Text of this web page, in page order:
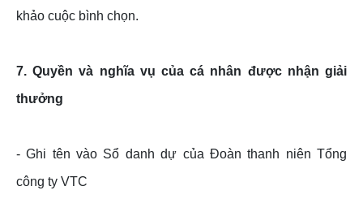
khảo cuộc bình chọn.
7. Quyền và nghĩa vụ của cá nhân được nhận giải
thưởng
- Ghi tên vào Sổ danh dự của Đoàn thanh niên Tổng
công ty VTC